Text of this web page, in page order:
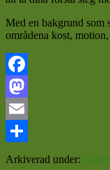
Med en bakgrund som
områdena kost,
Facebook
Mastodon
Email
Dela
Arkiverad under: